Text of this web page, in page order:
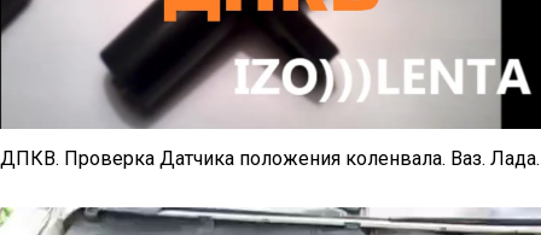
ДПКВ. Проверка Датчика положения коленвала. Ваз. Лада.